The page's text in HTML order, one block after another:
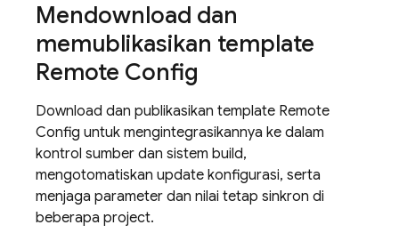
Mendownload dan
memublikasikan template
Remote Config
Download dan publikasikan template Remote
Config untuk mengintegrasikannya ke dalam
kontrol sumber dan sistem build,
mengotomatiskan update konfigurasi, serta
menjaga parameter dan nilai tetap sinkron di
beberapa project.